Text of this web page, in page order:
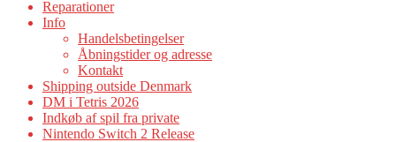
Reparationer
Info
Handelsbetingelser
Åbningstider og adresse
Kontakt
Shipping outside Denmark
DM i Tetris 2026
Indkøb af spil fra private
Nintendo Switch 2 Release